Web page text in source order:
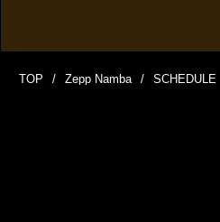
TOP Zepp Namba SCHEDULE